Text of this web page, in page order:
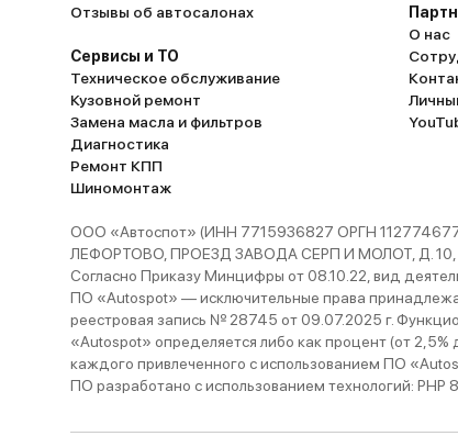
Отзывы об автосалонах
Сервисы и ТО
Техническое обслуживание
Кузовной ремонт
Замена масла и фильтров
Диагностика
Ремонт КПП
Шиномонтаж
О нас
ООО «Автоспот» (ИНН 7715936827 ОРГН
ЛЕФОРТОВО, ПРОЕЗД ЗАВОДА СЕРП И МОЛОТ, Д. 10,
Согласно Приказу Минцифры от 08.10.22, вид
ПО «Autospot» — исключительные права
реестровая запись № 28745 от 09.07.2025 г.
«Autospot» определяется либо как процент (от
каждого привлеченного с использованием ПО
ПО разработано с использованием технологий: PHP